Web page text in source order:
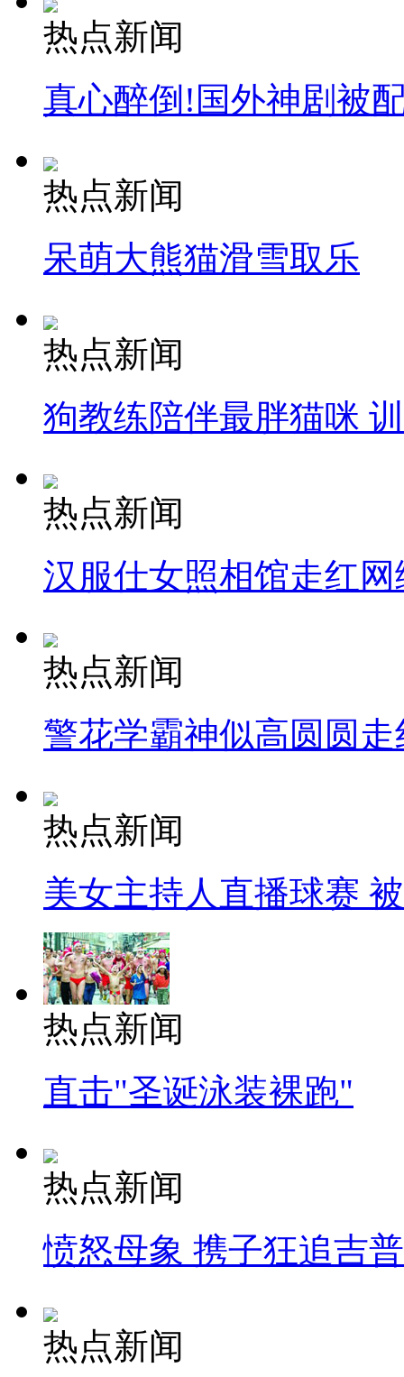
热点新闻
真心醉倒!国外神剧被
热点新闻
呆萌大熊猫滑雪取乐
热点新闻
狗教练陪伴最胖猫咪
热点新闻
汉服仕女照相馆走红网
热点新闻
警花学霸神似高圆圆走
热点新闻
美女主持人直播球赛
热点新闻
直击"圣诞泳装裸跑"
热点新闻
愤怒母象 携子狂追吉
热点新闻